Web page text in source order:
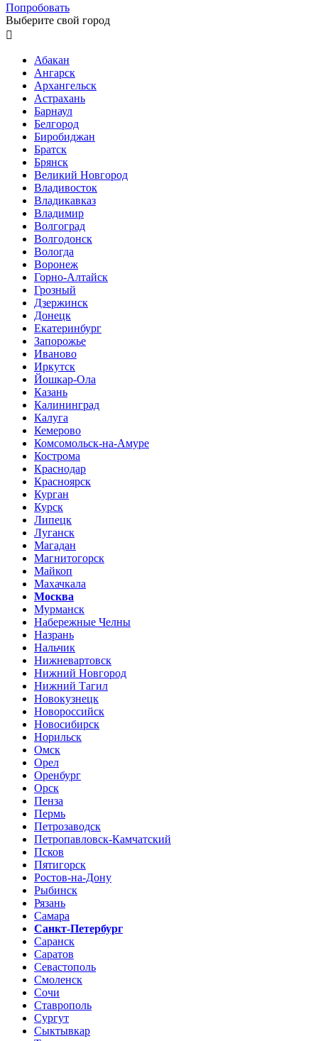
Попробовать
Выберите свой город

Абакан
Ангарск
Архангельск
Астрахань
Барнаул
Белгород
Биробиджан
Братск
Брянск
Великий Новгород
Владивосток
Владикавказ
Владимир
Волгоград
Волгодонск
Вологда
Воронеж
Горно-Алтайск
Грозный
Дзержинск
Донецк
Екатеринбург
Запорожье
Иваново
Иркутск
Йошкар-Ола
Казань
Калининград
Калуга
Кемерово
Комсомольск-на-Амуре
Кострома
Краснодар
Красноярск
Курган
Курск
Липецк
Луганск
Магадан
Магнитогорск
Майкоп
Махачкала
Москва
Мурманск
Набережные Челны
Назрань
Нальчик
Нижневартовск
Нижний Новгород
Нижний Тагил
Новокузнецк
Новороссийск
Новосибирск
Норильск
Омск
Орел
Оренбург
Орск
Пенза
Пермь
Петрозаводск
Петропавловск-Камчатский
Псков
Пятигорск
Ростов-на-Дону
Рыбинск
Рязань
Самара
Санкт-Петербург
Саранск
Саратов
Севастополь
Смоленск
Сочи
Ставрополь
Сургут
Сыктывкар